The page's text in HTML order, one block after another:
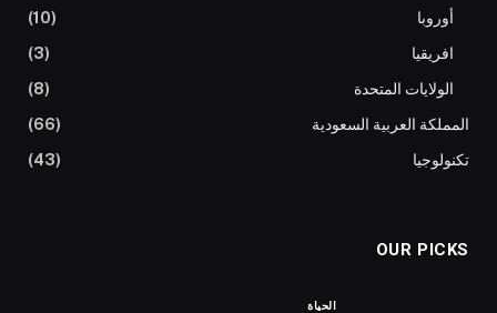
أوروبا
(10)
افريقيا
(3)
الولايات المتحدة
(8)
المملكة العربية السعودية
(66)
تكنولوجيا
(43)
OUR PICKS
الحياة